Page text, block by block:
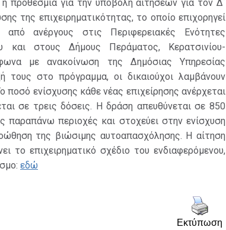
προθεσμία για την υποβολή αιτήσεων για τον Δ΄
της επιχειρηματικότητας, το οποίο επιχορηγεί
από ανέργους στις Περιφερειακές Ενότητες
και στους Δήμους Περάματος, Κερατσινίου-
με ανακοίνωση της Δημόσιας Υπηρεσίας
στο πρόγραμμα, οι δικαιούχοι λαμβάνουν
ποσό ενίσχυσης κάθε νέας επιχείρησης ανέρχεται
σε τρεις δόσεις. Η δράση απευθύνεται σε 850
παραπάνω περιοχές και στοχεύει στην ενίσχυση
της βιώσιμης αυτοαπασχόλησης. Η αίτηση
το επιχειρηματικό σχέδιο του ενδιαφερόμενου,
εδώ
Εκτύπωση